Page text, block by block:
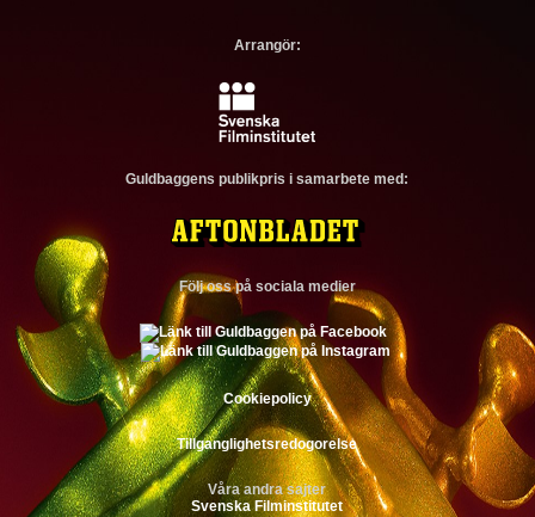
Arrangör:
Guldbaggens publikpris i samarbete med:
Följ oss på sociala medier
Cookiepolicy
Tillganglighetsredogorelse
Våra andra sajter
Svenska Filminstitutet